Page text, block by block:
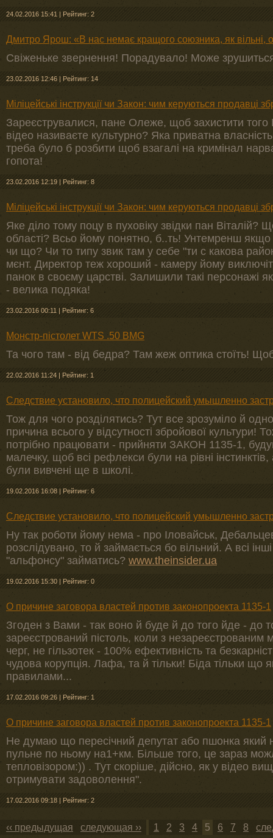
24.02.2016 15:41 | Рейтинг: 2
Дмитро Ярош: «В нас немає кращого союзника, як вільні,
Свіженьке звернення! Порадувало! Може
23.02.2016 12:46 | Рейтинг: 14
Міліцейські інструкції чи Закон: чим керуються продавці
Зареєструвалися, пане Олеже, щоб захистити того
відео називаєте культурно? Яка приватна
треба було б розбити щоб взагалі на кримінал
гопота!
23.02.2016 12:19 | Рейтинг: 8
Міліцейські інструкції чи Закон: чим керуються продавці
Яке діло тому поцу в пуховіку звідки пан Віталій?
області? Всьо йому понятно, б..ть! Унтемренш якщо
чи що? Чи то типу звик там у себе "ти с какова
мєнт. Директор теж хороший - камеру йому
панок в своєму царстві. Залишили такі персонажі
- велика подяка!
23.02.2016 00:11 | Рейтинг: 6
Монстр-пістолет WTS .50 BMG
Та чого там - від бедра? Там жеж оптика стоїть!
22.02.2016 11:24 | Рейтинг: 1
Следствие установило, что полицейский умышленно
Тож для чого розділятись? Тут все зрозуміло й
причина всього у відсутності збройової культури!
потрібно працювати - прийняти ЗАКОН 1135-1,
малечку, щоб всі рефлекси були на рівні
були вивчені ще в школі.
19.02.2016 16:08 | Рейтинг: 6
Следствие установило, что полицейский умышленно
Ну так роботи йому нема - про Іловайськ,
розслідувано, то й займається бо вільний. А всі
"альфонсу" займатись? www.theinsider.ua
19.02.2016 15:30 | Рейтинг: 0
О причине заговора властей против законопроекта 1135-1
Згоден з Вами - так воно й буде й до того йде - до
зареєстрований пістоль, коли з незареєстрованим
черг, не гільзотек - 100% ефективність та
чудова корупція. Лафа, та й тільки! Біда тільки що
правилами...
17.02.2016 09:26 | Рейтинг: 1
О причине заговора властей против законопроекта 1135-1
Не думаю що пересічний депутат або пшонка який
пульне по ньому на1+км. Більше того, це зараз
тепловізором:)) . Тут скоріше, дійсно, як у відео
отримувати задоволення".
17.02.2016 09:18 | Рейтинг: 2
‹‹ предыдущая следующая ›› 1 2 3 4 5 6 7 8